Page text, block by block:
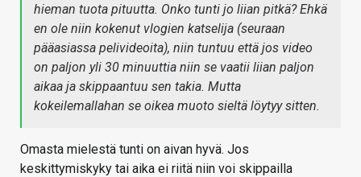
hieman tuota pituutta. Onko tunti jo liian pitkä? Ehkä
en ole niin kokenut vlogien katselija (seuraan
pääasiassa pelivideoita), niin tuntuu että jos video
on paljon yli 30 minuuttia niin se vaatii liian paljon
aikaa ja skippaantuu sen takia. Mutta
kokeilemallahan se oikea muoto sieltä löytyy sitten.
Omasta mielestä tunti on aivan hyvä. Jos
keskittymiskyky tai aika ei riitä niin voi skippailla